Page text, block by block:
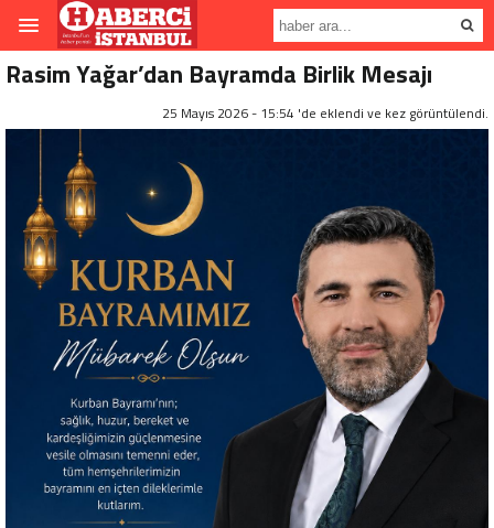
Rasim Yağar’dan Bayramda Birlik Mesajı
25 Mayıs 2026 - 15:54 'de eklendi ve kez görüntülendi.